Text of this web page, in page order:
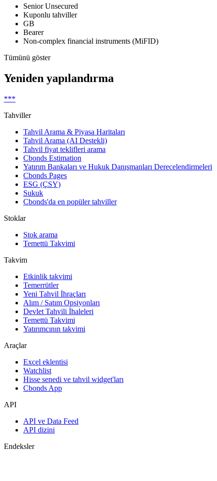
Senior Unsecured
Kuponlu tahviller
GB
Bearer
Non-complex financial instruments (MiFID)
Tümünü göster
Yeniden yapılandırma
***
Tahviller
Tahvil Arama & Piyasa Haritaları
Tahvil Arama (AI Destekli)
Tahvil fiyat teklifleri arama
Cbonds Estimation
Yatırım Bankaları ve Hukuk Danışmanları Derecelendirmeleri
Cbonds Pages
ESG (ÇSY)
Sukuk
Cbonds'da en popüler tahviller
Stoklar
Stok arama
Temettü Takvimi
Takvim
Etkinlik takvimi
Temerrütler
Yeni Tahvil İhraçları
Alım / Satım Opsiyonları
Devlet Tahvili İhaleleri
Temettü Takvimi
Yatırımcının takvimi
Araçlar
Excel eklentisi
Watchlist
Hisse senedi ve tahvil widget'ları
Cbonds App
API
API ve Data Feed
API dizini
Endeksler